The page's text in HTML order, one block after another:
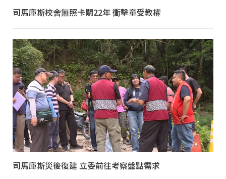
司馬庫斯校舍無照卡關22年 衝擊童受教權
司馬庫斯災後復建 立委前往考察盤點需求